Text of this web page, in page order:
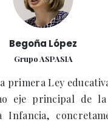
Begoña López
Grupo ASPASIA
primera Ley
eje principal de
Infancia,